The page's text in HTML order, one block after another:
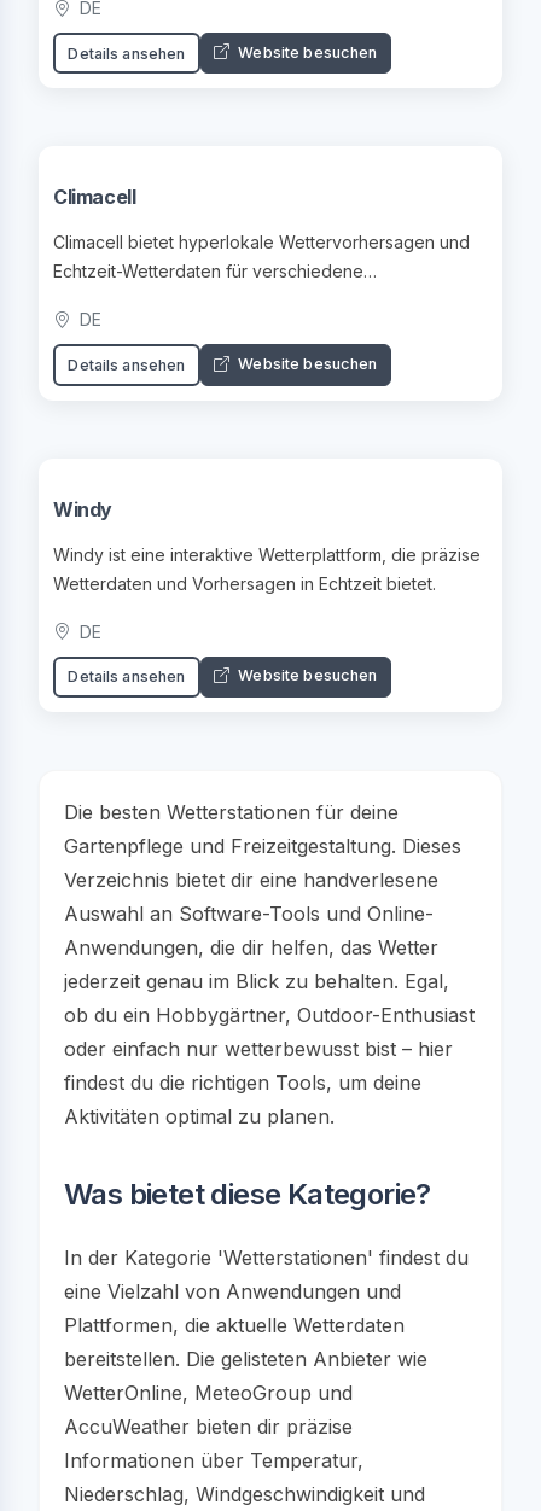
DE
Details ansehen Website besuchen
Climacell
Climacell bietet hyperlokale Wettervorhersagen und
Echtzeit-Wetterdaten für verschiedene
DE
Details ansehen Website besuchen
Windy
Windy ist eine interaktive Wetterplattform, die präzise
Wetterdaten und Vorhersagen in Echtzeit bietet.
DE
Details ansehen Website besuchen
Die besten Wetterstationen für deine
Gartenpflege und Freizeitgestaltung. Dieses
Verzeichnis bietet dir eine handverlesene
Auswahl an Software-Tools und Online-
Anwendungen, die dir helfen, das Wetter
jederzeit genau im Blick zu behalten. Egal,
ob du ein Hobbygärtner, Outdoor-Enthusiast
oder einfach nur wetterbewusst bist – hier
findest du die richtigen Tools, um deine
Aktivitäten optimal zu planen.
Was bietet diese Kategorie?
In der Kategorie 'Wetterstationen' findest du
eine Vielzahl von Anwendungen und
Plattformen, die aktuelle Wetterdaten
bereitstellen. Die gelisteten Anbieter wie
WetterOnline, MeteoGroup und
AccuWeather bieten dir präzise
Informationen über Temperatur,
Niederschlag, Windgeschwindigkeit und